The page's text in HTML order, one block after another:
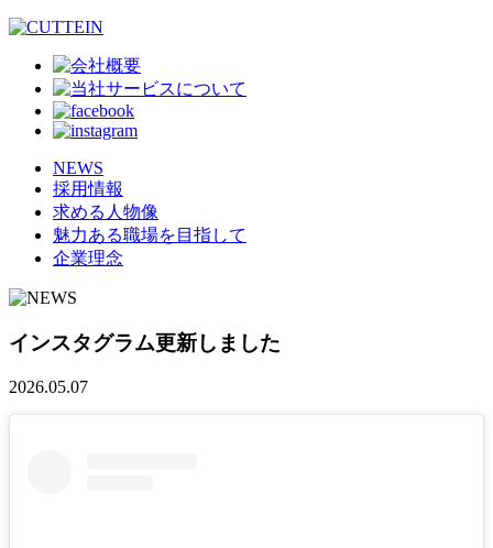
NEWS
採用情報
求める人物像
魅力ある職場を目指して
企業理念
インスタグラム更新しました
2026.05.07